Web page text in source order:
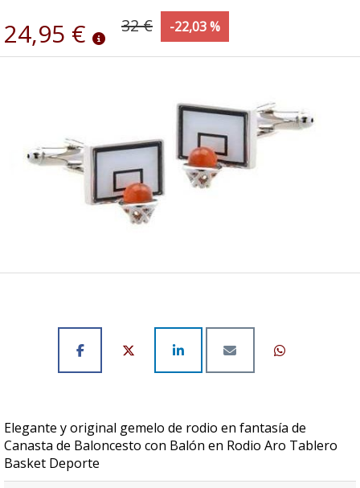
24,95 € 32 € -22,03 %
Elegante y original gemelo de rodio en fantasía de
Canasta de Baloncesto con Balón en Rodio Aro Tablero
Basket Deporte